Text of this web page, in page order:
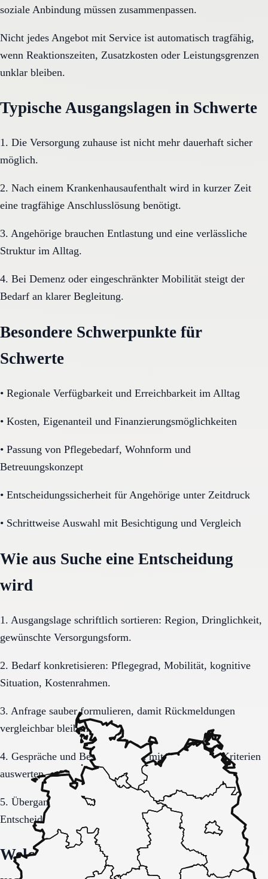
soziale Anbindung müssen zusammenpassen.
Nicht jedes Angebot mit Service ist automatisch tragfähig,
wenn Reaktionszeiten, Zusatzkosten oder Leistungsgrenzen
unklar bleiben.
Typische Ausgangslagen in Schwerte
1. Die Versorgung zuhause ist nicht mehr dauerhaft sicher
möglich.
2. Nach einem Krankenhausaufenthalt wird in kurzer Zeit
eine tragfähige Anschlusslösung benötigt.
3. Angehörige brauchen Entlastung und eine verlässliche
Struktur im Alltag.
4. Bei Demenz oder eingeschränkter Mobilität steigt der
Bedarf an klarer Begleitung.
Besondere Schwerpunkte für
Schwerte
• Regionale Verfügbarkeit und Erreichbarkeit im Alltag
• Kosten, Eigenanteil und Finanzierungsmöglichkeiten
• Passung von Pflegebedarf, Wohnform und
Betreuungskonzept
• Entscheidungssicherheit für Angehörige unter Zeitdruck
• Schrittweise Auswahl mit Besichtigung und Vergleich
Wie aus Suche eine Entscheidung
wird
1. Ausgangslage schriftlich sortieren: Region, Dringlichkeit,
gewünschte Versorgungsform.
2. Bedarf konkretisieren: Pflegegrad, Mobilität, kognitive
Situation, Kostenrahmen.
3. Anfrage sauber formulieren, damit Rückmeldungen
vergleichbar bleiben.
4. Gespräche und Besichtigungen mit festen Muss-Kriterien
auswerten.
5. Übergang, Kommunikation und Kosten vor der
Entscheidung vollständig klären.
Welche Fragen den Unterschied